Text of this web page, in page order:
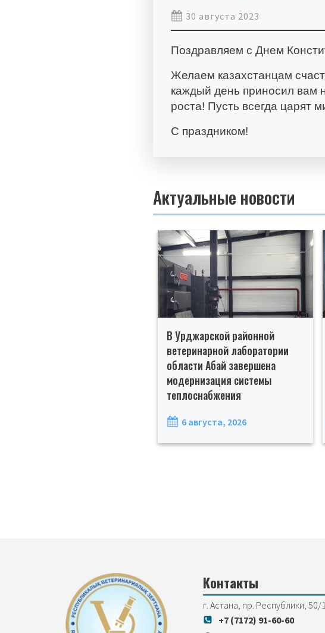
30 августа 2023
Поздравляем с Днем
Желаем казахстанцам
каждый день приносил вам
роста! Пусть всегда царят
С праздником!
Актуальные новости
В Урджарской районной
ветеринарной лаборатории
области Абай завершена
модернизация системы
теплоснабжения
6 августа, 2026
Контакты
г. Астана, пр. Республики, 50/1
+7 (7172) 91-60-60